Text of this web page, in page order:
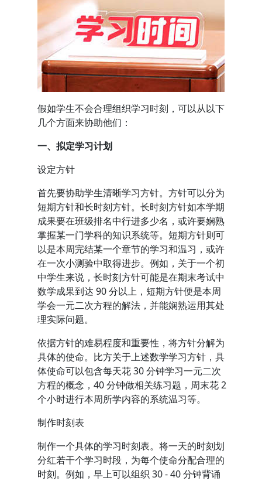
假如学生不会合理组织学习时刻，可以从以下
几个方面来协助他们：
一、拟定学习计划
设定方针
首先要协助学生清晰学习方针。方针可以分为
短期方针和长时刻方针。长时刻方针如本学期
成果要在班级排名中行进多少名，或许要娴熟
掌握某一门学科的知识系统等。短期方针则可
以是本周完结某一个章节的学习和温习，或许
在一次小测验中取得进步。例如，关于一个初
中学生来说，长时刻方针可能是在期末考试中
数学成果到达 90 分以上，短期方针便是本周
学会一元二次方程的解法，并能娴熟运用其处
理实际问题。
依据方针的难易程度和重要性，将方针分解为
具体的使命。比方关于上述数学学习方针，具
体使命可以包含每天花 30 分钟学习一元二次
方程的概念，40 分钟做相关练习题，周末花 2
个小时进行本周所学内容的系统温习等。
制作时刻表
制作一个具体的学习时刻表。将一天的时刻划
分红若干个学习时段，为每个使命分配合理的
时刻。例如，早上可以组织 30 - 40 分钟背诵